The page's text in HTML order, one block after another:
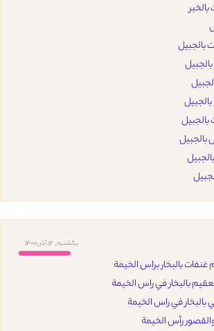
بالجبيل
یکشنبه, 14 آذر,1400
بالبخار براس الخيمة
بالبخار في راس الخيمة
بالبخار في راس الخيمة
رأس الخيمة